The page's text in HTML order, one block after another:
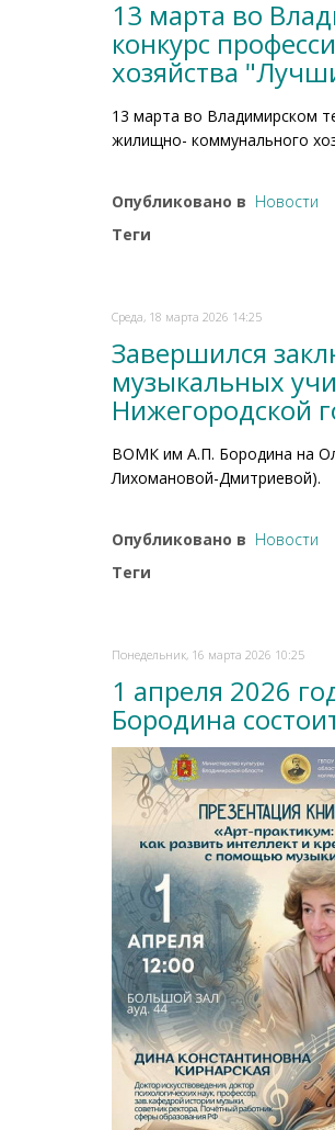
13 марта во
конкурс
хозяйства
13 марта во Владимирском
жилищно- коммунального
Опубликовано в Новости
Теги
Среда, 18 марта 2026 14:25
Завершился
музыкальных
Нижегородской
ВОМК им А.П. Бородина на
Лихомановой-Дмитриевой).
Опубликовано в Новости
Теги
Понедельник, 16 марта 2026 10:25
1 апреля 2026
Бородина